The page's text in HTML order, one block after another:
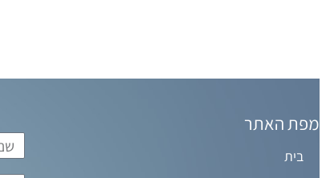
מפת האתר
בית